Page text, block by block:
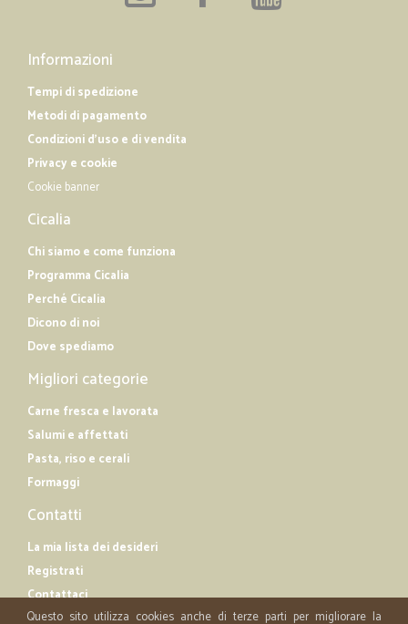
Informazioni
Tempi di spedizione
Metodi di pagamento
Condizioni d'uso e di vendita
Privacy e cookie
Cookie banner
Cicalia
Chi siamo e come funziona
Programma Cicalia
Perché Cicalia
Dicono di noi
Dove spediamo
Migliori categorie
Carne fresca e lavorata
Salumi e affettati
Pasta, riso e cerali
Formaggi
Contatti
La mia lista dei desideri
Registrati
Contattaci
Questo sito utilizza cookies anche di terze parti per migliorare la